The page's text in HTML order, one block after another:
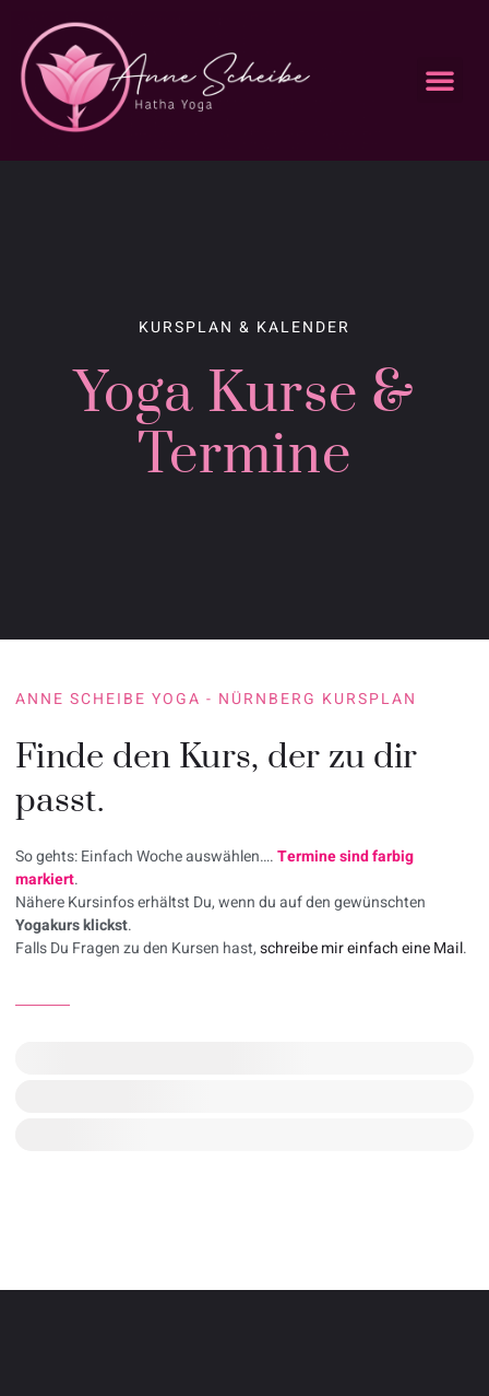
KURSPLAN & KALENDER
Yoga Kurse &
Termine
ANNE SCHEIBE YOGA - NÜRNBERG KURSPLAN
Finde den Kurs, der zu dir
passt.
So gehts: Einfach Woche auswählen….Termine sind farbig
markiert.
Nähere Kursinfos erhältst Du, wenn du auf den gewünschten
Yogakurs klickst.
Falls Du Fragen zu den Kursen hast,schreibe mir einfach eine Mail.